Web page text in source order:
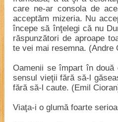
care ne-ar consola de
acceptăm mizeria. Nu
începe să înţelegi că nu
răspunzători de aproape
te vei mai resemna. (Andre
Oamenii se împart în
sensul vieţii fără să-l
fără să-l caute. (Emil
Viaţa-i o glumă foarte